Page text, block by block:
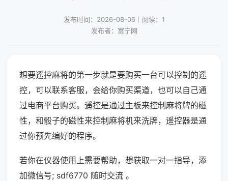
发布时间：2026-08-06｜阅读：1
发布者：富宁网
想要遥控麻将的第一步就是要购买一台可以控制的遥
控，可以联系客服，会给你购买渠道，也可以自己通
过电商平台购买。遥控是通过主板来控制麻将牌的磁
性，和骰子的磁性来控制麻将机来洗牌，遥控器是通
过你预先编好的程序。
若你在仪器使用上需要帮助，想获取一对一指导，添
加微信号; sdf6770 随时交流 。